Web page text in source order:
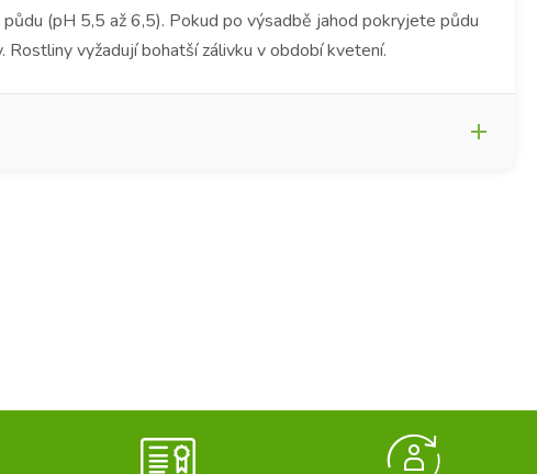
(pH 5,5 až 6,5). Pokud po výsadbě jahod pokryjete půdu
vyžadují bohatší zálivku v období kvetení.